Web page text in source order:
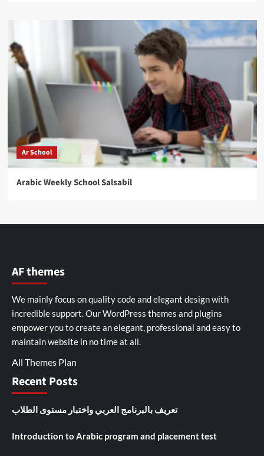
Ar School
Arabic Weekly School Salsabil
AF themes
We mainly focus on quality code and elegant design with
incredible support. OurWordPress themes and plugins
empower you to create an elegant, professional and easy to
maintain website in no time at all.
All Themes Plan
Recent Posts
تعريف بالبرنامج العربي واختبار مستوى الطلاب
Introduction to Arabic program and placement test